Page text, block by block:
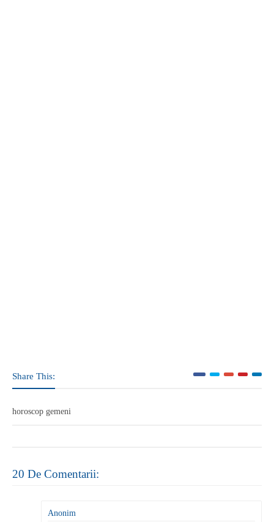
Share This:
horoscop gemeni
20 De Comentarii:
Anonim